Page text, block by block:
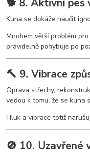
🐕 8. Aktivní pes
Kuna se dokáže naučit
Mnohem větší problém
pravidelně pohybuje po
🔨 9. Vibrace
Oprava střechy,
vedou k tomu, že se kuna
Hluk a vibrace totiž
🚫 10. Uzavřené